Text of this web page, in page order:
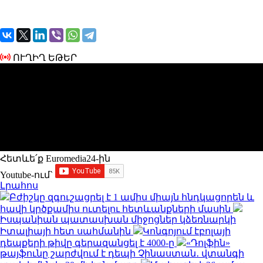
ՈՒՂԻՂ ԵԹԵՐ
Հետևե՛ք Euromedia24-ին
Youtube-ում`
Լրահոս
Բժիշկը զգուշացրել է 1 ամիս միայն հնդկացորեն և
հավի կրծքամիս ուտելու հետևանքների մասին
Իսպանիան պատասխան միջոցներ կձեռնարկի
Իտալիայի հետ սահմանին
Կոնգոյում էբոլայի
դեպքերի թիվը գերազանցել է 4000-ը
«Դոլֆին»
թայֆունը շարժվում է դեպի Չինաստան․ վտանգի